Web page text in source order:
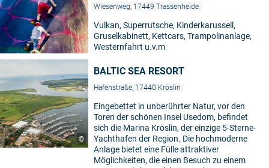
Wiesenweg, 17449 Trassenheide
Vulkan, Superrutsche, Kinderkarussell,
Gruselkabinett, Kettcars, Trampolinanlage,
Westernfahrt u.v.m
©
BALTIC SEA RESORT
Hafenstraße, 17440 Kröslin
Eingebettet in unberührter Natur, vor den
Toren der schönen Insel Usedom, befindet
sich die Marina Kröslin, der einzige 5-Sterne-
Yachthafen der Region. Die hochmoderne
Anlage bietet eine Fülle attraktiver
Möglichkeiten, die einen Besuch zu einem